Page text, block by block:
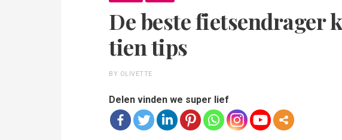
De beste fietsendrager
tien tips
BY OLIVETTE
Delen vinden we super lief